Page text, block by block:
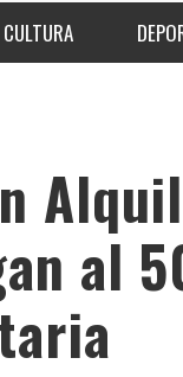
CULTURA
al